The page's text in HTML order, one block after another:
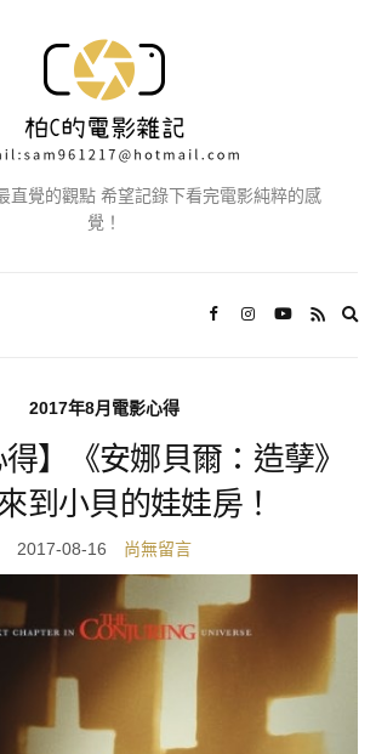
直覺的觀點 希望記錄下看完電影純粹的感
覺！
2017年8月電影心得
】《安娜貝爾：造孽》
到小貝的娃娃房！
2017-08-16 尚無留言